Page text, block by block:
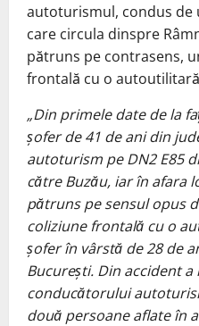
autoturismul, condus de
care circula dinspre
pătruns pe contrasens,
frontală cu o
„Din primele date de la
șofer de 41 de ani din
autoturism pe DN2 E85
către Buzău, iar în afara
pătruns pe sensul opus
coliziune frontală cu o
șofer în vârstă de 28 de
București. Din accident
conducătorului
două persoane aflate în